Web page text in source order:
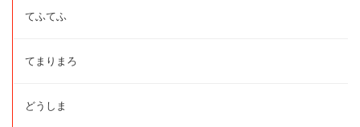
てふてふ
てまりまろ
どうしま